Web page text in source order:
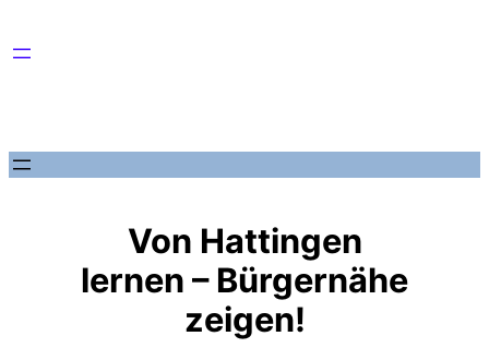
Inhalt
Von Hattingen
lernen – Bürgernähe
zeigen!